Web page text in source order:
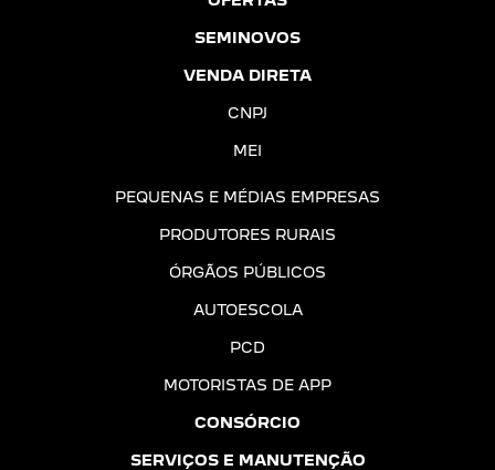
SEMINOVOS
VENDA DIRETA
CNPJ
MEI
PEQUENAS E MÉDIAS EMPRESAS
PRODUTORES RURAIS
ÓRGÃOS PÚBLICOS
AUTOESCOLA
PCD
MOTORISTAS DE APP
CONSÓRCIO
SERVIÇOS E MANUTENÇÃO